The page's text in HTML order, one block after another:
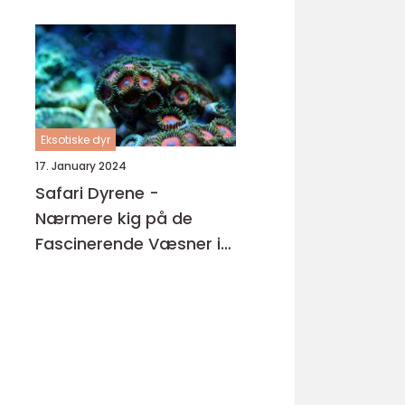
Eksotiske dyr
17. January 2024
Safari Dyrene -
Nærmere kig på de
Fascinerende Væsner i